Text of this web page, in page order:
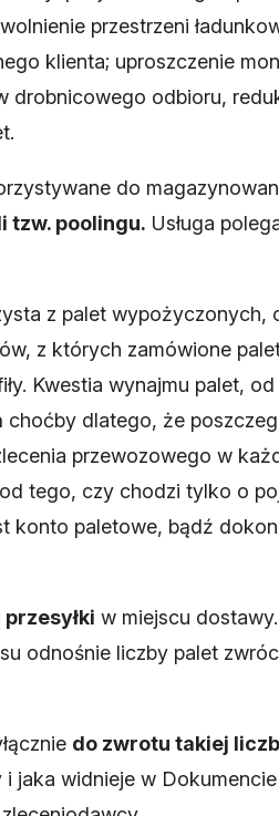
przestrzeni
klienta; uproszczenie
odbioru,
do
tzw. poolingu. Usługa
z palet wypożyczonych,
z których zamówione
Kwestia wynajmu palet,
choćby dlatego, że
przewozowego w
tego, czy chodzi tylko o
konto paletowe, bądź
w miejscu
odnośnie liczby palet
do zwrotu takiej
jaka widnieje w